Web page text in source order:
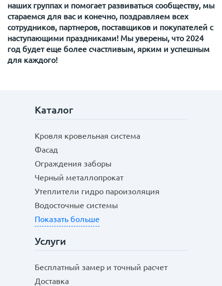
наших группах и помогает развиваться сообществу, мы
стараемся для вас и конечно, поздравляем всех
сотрудников, партнеров, поставщиков и покупателей с
наступающими праздниками! Мы уверены, что 2024
год будет еще более счастливым, ярким и успешным
для каждого!
Каталог
Кровля кровельная система
Фасад
Ограждения заборы
Черный металлопрокат
Утеплители гидро пароизоляция
Водосточные системы
Показать больше
Услуги
Бесплатный замер и точный расчет
Доставка